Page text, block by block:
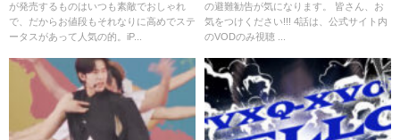
が発売するものはいつも素敵でおしゃれ
で、だからお値段もそれなりに高めでステ
ータスがあって人気の的。iP...
の避難勧告が気になります。 皆さん、お
気をつけください!!! 4話は、公式サイト内
のVODのみ視聴 ...